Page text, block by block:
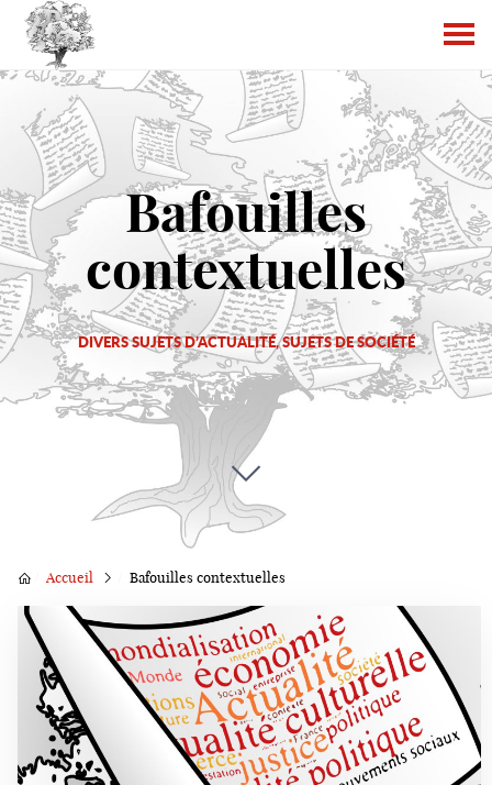
Bafouilles
contextuelles
DIVERS SUJETS D’ACTUALITÉ, SUJETS DE SOCIÉTÉ
Accueil Bafouilles contextuelles